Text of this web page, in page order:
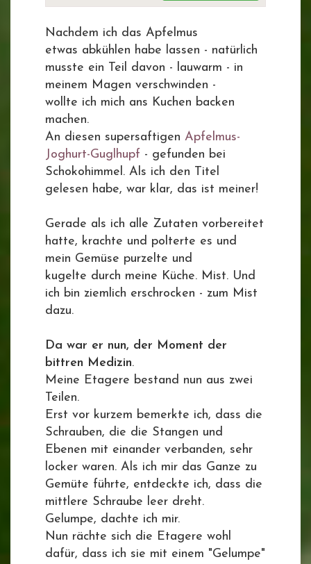
Nachdem ich das Apfelmus
etwas abkühlen habe lassen - natürlich
musste ein Teil davon - lauwarm - in
meinem Magen verschwinden -
wollte ich mich ans Kuchen backen
machen.
An diesen supersaftigen Apfelmus-
Joghurt-Guglhupf - gefunden bei
Schokohimmel. Als ich den Titel
gelesen habe, war klar, das ist meiner!
Gerade als ich alle Zutaten vorbereitet
hatte, krachte und polterte es und
mein Gemüse purzelte und
kugelte durch meine Küche. Mist. Und
ich bin ziemlich erschrocken - zum Mist
dazu.
Da war er nun, der Moment der
bittren Medizin.
Meine Etagere bestand nun aus zwei
Teilen.
Erst vor kurzem bemerkte ich, dass die
Schrauben, die die Stangen und
Ebenen mit einander verbanden, sehr
locker waren. Als ich mir das Ganze zu
Gemüte führte, entdeckte ich, dass die
mittlere Schraube leer dreht.
Gelumpe, dachte ich mir.
Nun rächte sich die Etagere wohl
dafür, dass ich sie mit einem "Gelumpe"